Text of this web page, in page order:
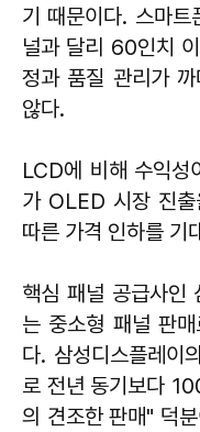
기 때문이다. 스마
널과 달리 60인치
정과 품질 관리가
않다.
LCD에 비해 수익성
가 OLED 시장 진출
따른 가격 인하를 기
핵심 패널 공급사인
는 중소형 패널 판
다. 삼성디스플레이
로 전년 동기보다
의 견조한 판매" 덕